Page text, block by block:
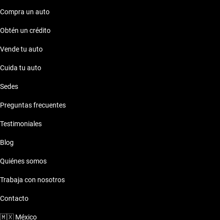
Compra un auto
Obtén un crédito
Vende tu auto
Cuida tu auto
Sedes
Preguntas frecuentes
Testimoniales
Blog
Quiénes somos
Trabaja con nosotros
Contacto
🇲🇽 México